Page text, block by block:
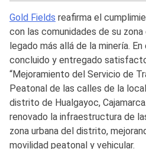
Gold Fields reafirma el
con las comunidades de su zona
legado más allá de la minería.
concluido y entregado
“Mejoramiento del Servicio de
Peatonal de las calles de la
distrito de Hualgayoc,
renovado la infraestructura de
zona urbana del distrito,
movilidad peatonal y vehicular.